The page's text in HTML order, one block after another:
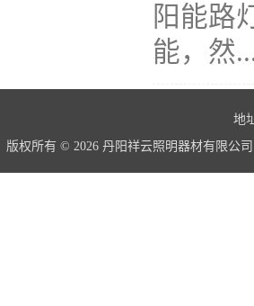
阳能路
能，然
地
版权所有 © 2026 丹阳祥云照明器材有限公